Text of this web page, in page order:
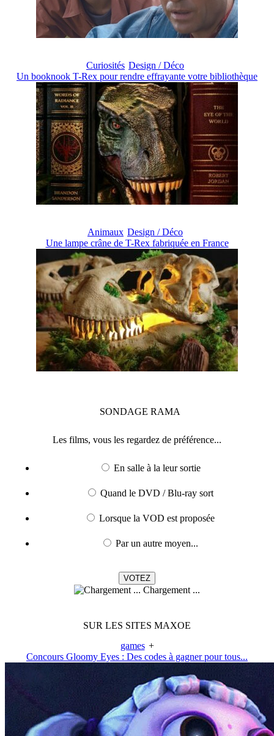
Curiosités Design / Déco
Un booknook T-Rex pour rendre effrayante votre bibliothèque
Animaux Design / Déco
Une lampe crâne de T-Rex fabriquée en France
SONDAGE RAMA
Les films, vous les regardez de préférence...
En salle à la leur sortie
Quand le DVD / Blu-ray sort
Lorsque la VOD est proposée
Par un autre moyen...
Chargement ...
SUR LES SITES MAXOE
games +
Concours Gloomy Eyes : Des codes à gagner pour tous...